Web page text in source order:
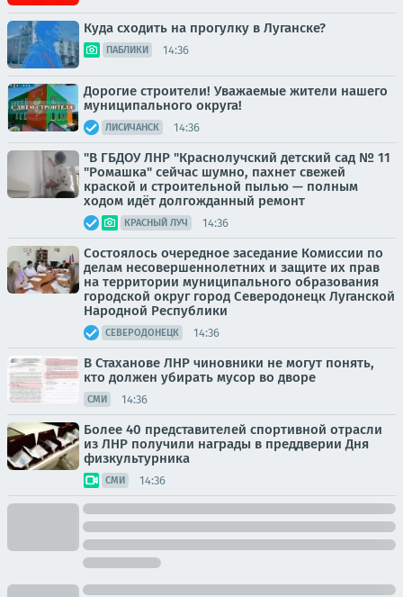
Куда сходить на прогулку в Луганске?
ПАБЛИКИ 14:36
Дорогие строители! Уважаемые жители нашего
муниципального округа!
ЛИСИЧАНСК 14:36
"В ГБДОУ ЛНР "Краснолучский детский сад № 11
"Ромашка" сейчас шумно, пахнет свежей
краской и строительной пылью — полным
ходом идёт долгожданный ремонт
КРАСНЫЙ ЛУЧ 14:36
Состоялось очередное заседание Комиссии по
делам несовершеннолетних и защите их прав
на территории муниципального образования
городской округ город Северодонецк Луганской
Народной Республики
СЕВЕРОДОНЕЦК 14:36
В Стаханове ЛНР чиновники не могут понять,
кто должен убирать мусор во дворе
СМИ 14:36
Более 40 представителей спортивной отрасли
из ЛНР получили награды в преддверии Дня
физкультурника
СМИ 14:36